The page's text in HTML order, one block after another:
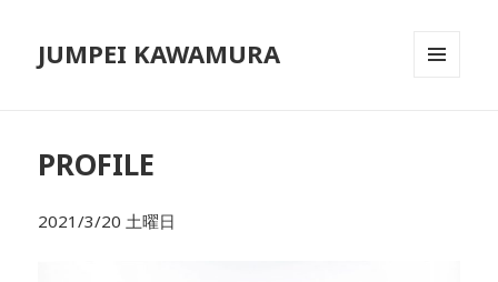
JUMPEI KAWAMURA
PROFILE
2021/3/20 土曜日